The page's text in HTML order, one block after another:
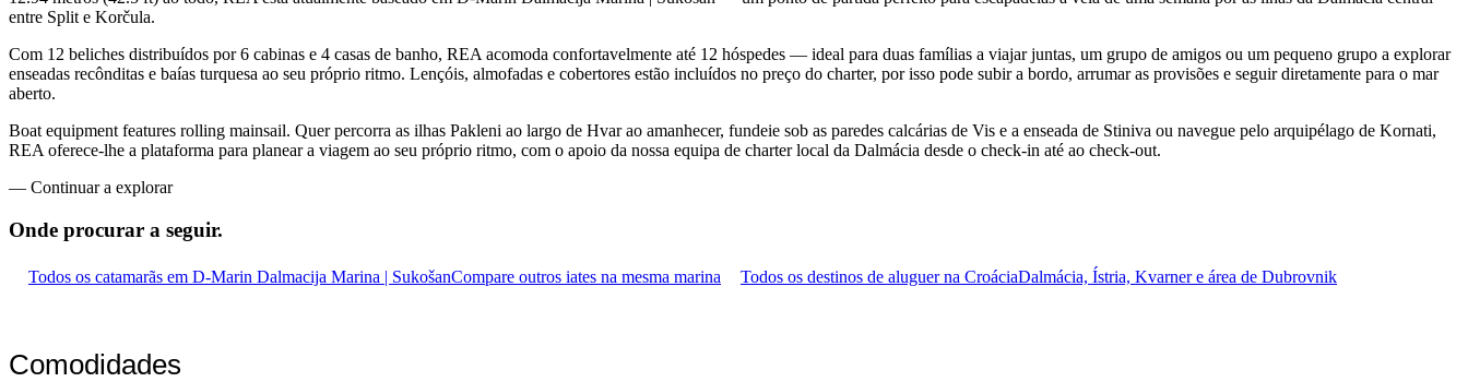
entre Split e Korčula.
Com 12 beliches distribuídos por 6 cabinas e 4 casas de banho, REA acomoda confortavelmente até 12 hóspedes — ideal para duas famílias a viajar juntas, um grupo de amigos ou um pequeno grupo a explorar
enseadas recônditas e baías turquesa ao seu próprio ritmo. Lençóis, almofadas e cobertores estão incluídos no preço do charter, por isso pode subir a bordo, arrumar as provisões e seguir diretamente para o mar
aberto.
Boat equipment features rolling mainsail. Quer percorra as ilhas Pakleni ao largo de Hvar ao amanhecer, fundeie sob as paredes calcárias de Vis e a enseada de Stiniva ou navegue pelo arquipélago de Kornati,
REA oferece-lhe a plataforma para planear a viagem ao seu próprio ritmo, com o apoio da nossa equipa de charter local da Dalmácia desde o check-in até ao check-out.
— Continuar a explorar
Onde procurar a seguir.
Todos os catamarãs em D-Marin Dalmacija Marina | SukošanCompare outros iates na mesma marina Todos os destinos de aluguer na CroáciaDalmácia, Ístria, Kvarner e área de Dubrovnik
Comodidades